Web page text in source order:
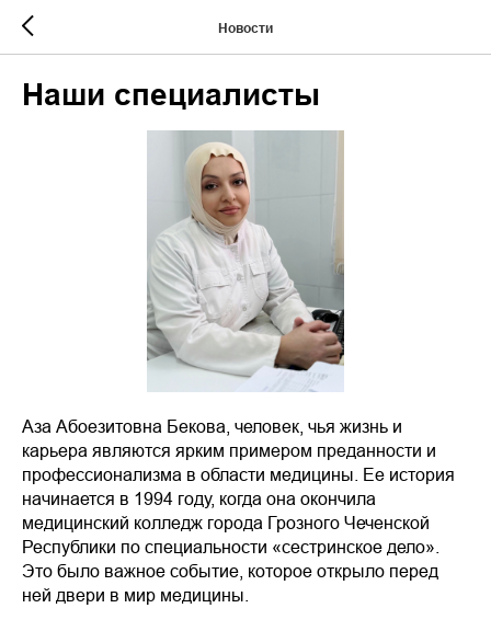
Новости
Наши специалисты
Аза Абоезитовна Бекова, человек, чья жизнь и
карьера являются ярким примером преданности и
профессионализма в области медицины. Ее история
начинается в 1994 году, когда она окончила
медицинский колледж города Грозного Чеченской
Республики по специальности «сестринское дело».
Это было важное событие, которое открыло перед
ней двери в мир медицины.